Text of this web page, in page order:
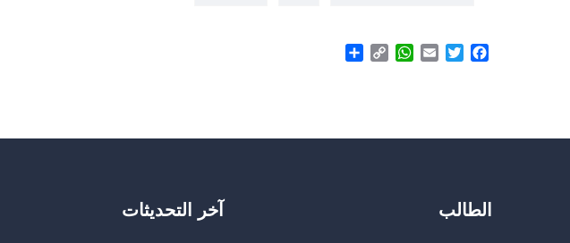
Facebook
Twitter
Email
WhatsApp
Copy
الطالب آخر التحديثات